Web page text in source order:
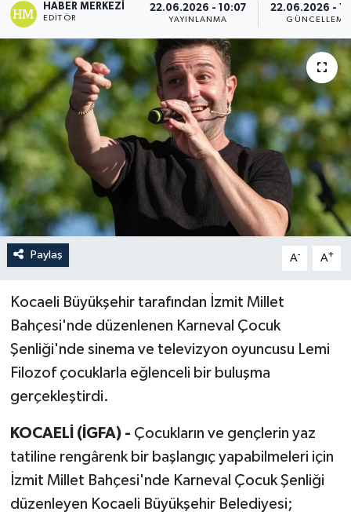
HABER MERKEZI
EDITÖR
22.06.2026 - 10:07
YAYINLANMA
22.06.2026 -
GÜNCELLEME
Paylaş A- A+
Kocaeli Büyükşehir tarafından İzmit Millet
Bahçesi'nde düzenlenen Karneval Çocuk
Şenliği'nde sinema ve televizyon oyuncusu Lemi
Filozof çocuklarla eğlenceli bir buluşma
gerçekleştirdi.
KOCAELİ (İGFA) - Çocukların ve gençlerin yaz
tatiline rengârenk bir başlangıç yapabilmeleri için
İzmit Millet Bahçesi'nde Karneval Çocuk Şenliği
düzenleyen Kocaeli Büyükşehir Belediyesi;